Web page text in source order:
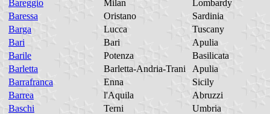
Bareggio
Milan
Lombardy
Baressa
Oristano
Sardinia
Barga
Lucca
Tuscany
Bari
Bari
Apulia
Barile
Potenza
Basilicata
Barletta
Barletta-Andria-Trani
Apulia
Barrafranca
Enna
Sicily
Barrea
l'Aquila
Abruzzi
Baschi
Terni
Umbria